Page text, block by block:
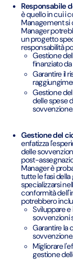
Responsabile
è quello in cui i
Management si
Manager
un progetto
responsabilità
Gestione
finanziato
Garantire il
Gestione
delle spese
Gestione del
enfatizza
delle
post-
Manager è
tutte le fasi
specializzarsi
conformità
potrebbero
Sviluppare
sovvenzioni
Garantire la
Migliorare
gestione